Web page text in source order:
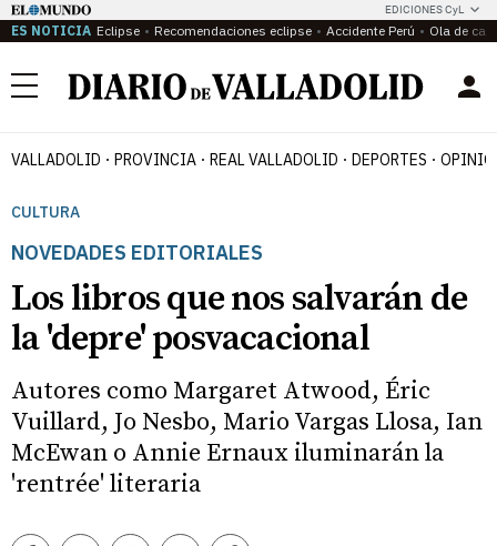
EDICIONES CyL
ES NOTICIA Eclipse Recomendaciones eclipse Accidente Perú Ola de
Menú
VALLADOLID PROVINCIA REAL VALLADOLID DEPORTES
CULTURA
NOVEDADES EDITORIALES
Los libros que nos salvarán de
la 'depre' posvacacional
Autores como Margaret Atwood, Éric
Vuillard, Jo Nesbo, Mario Vargas Llosa, Ian
McEwan o Annie Ernaux iluminarán la
'rentrée' literaria